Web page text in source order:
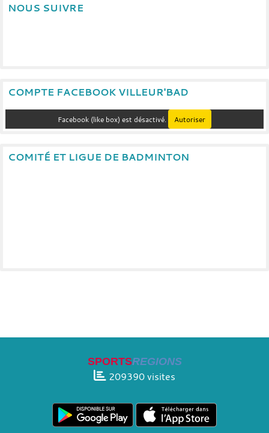
NOUS SUIVRE
COMPTE FACEBOOK VILLEUR'BAD
Facebook (like box) est désactivé. Autoriser
COMITÉ ET LIGUE DE BADMINTON
SPORTSREGIONS
209390visites